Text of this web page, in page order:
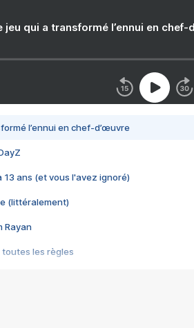
jeu qui a transformé l’ennui en chef-
l’ennui en chef-d’œuvre
13 ans (et vous l'avez ignoré)
(littéralement)
Rayan
toutes les règles